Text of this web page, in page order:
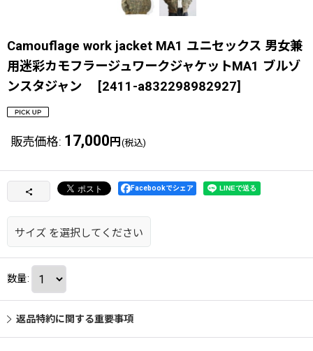
Camouflage work jacket MA1 ユニセックス 男女兼
用迷彩カモフラージュワークジャケットMA1 ブルゾ
ンスタジャン
[2411-a832298982927]
販売価格: 17,000 円 (税込)
Facebookでシェア
サイズ を選択してください
数量:
返品特約に関する重要事項